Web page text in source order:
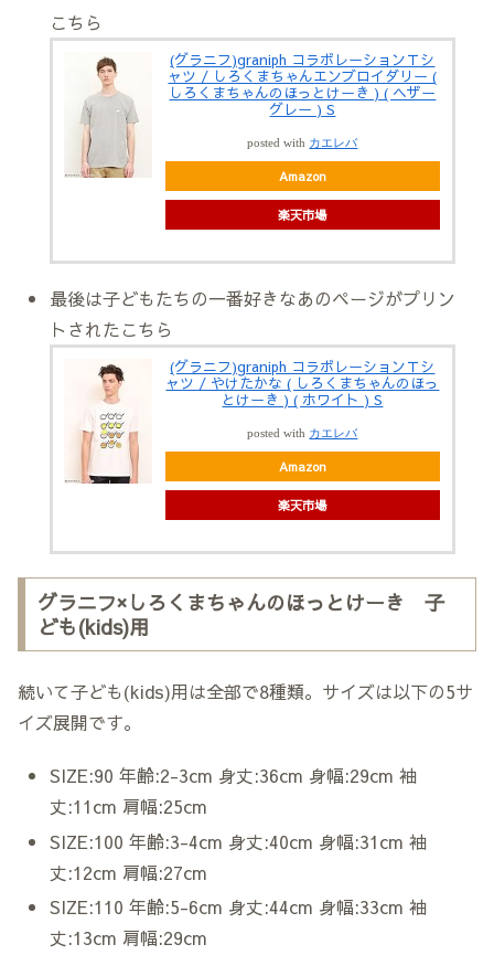
こちら
(グラニフ)graniph コラボレーションＴシ
ャツ / しろくまちゃんエンブロイダリー (
しろくまちゃんのほっとけーき ) ( ヘザー
グレー ) S
posted with カエレバ
Amazon
楽天市場
最後は子どもたちの一番好きなあのページがプリン
トされたこちら
(グラニフ)graniph コラボレーションＴシ
ャツ / やけたかな ( しろくまちゃんのほっ
とけーき ) ( ホワイト ) S
posted with カエレバ
Amazon
楽天市場
グラニフ×しろくまちゃんのほっとけーき 子
ども(kids)用
続いて子ども(kids)用は全部で8種類。サイズは以下の5サ
イズ展開です。
SIZE:90 年齢:2-3cm 身丈:36cm 身幅:29cm 袖
丈:11cm 肩幅:25cm
SIZE:100 年齢:3-4cm 身丈:40cm 身幅:31cm 袖
丈:12cm 肩幅:27cm
SIZE:110 年齢:5-6cm 身丈:44cm 身幅:33cm 袖
丈:13cm 肩幅:29cm